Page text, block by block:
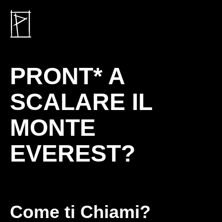
PRONT* A
SCALARE IL
MONTE
EVEREST?
Come ti Chiami?